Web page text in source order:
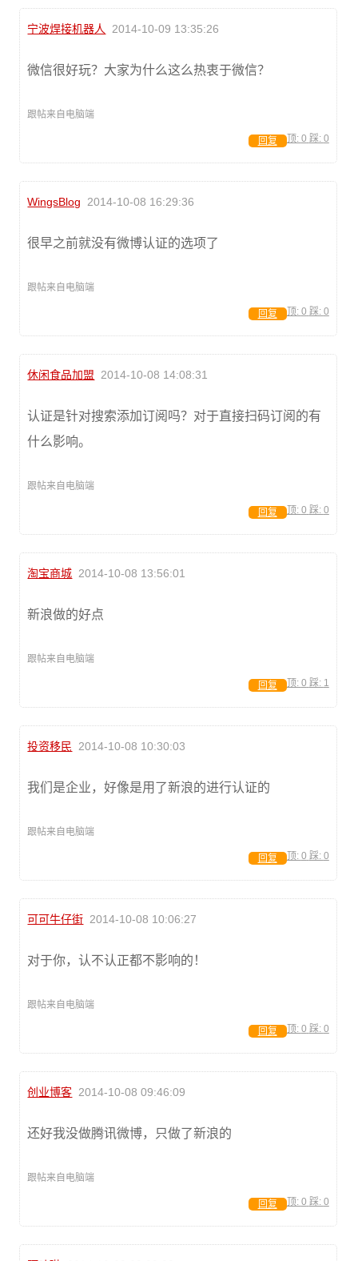
宁波焊接机器人 2014-10-09 13:35:26
微信很好玩？大家为什么这么热衷于微信？
跟帖来自电脑端
顶: 0 踩: 0
回复
WingsBlog 2014-10-08 16:29:36
很早之前就没有微博认证的选项了
跟帖来自电脑端
顶: 0 踩: 0
回复
休闲食品加盟 2014-10-08 14:08:31
认证是针对搜索添加订阅吗？对于直接扫码订阅的有
什么影响。
跟帖来自电脑端
顶: 0 踩: 0
回复
淘宝商城 2014-10-08 13:56:01
新浪做的好点
跟帖来自电脑端
顶: 0 踩: 1
回复
投资移民 2014-10-08 10:30:03
我们是企业，好像是用了新浪的进行认证的
跟帖来自电脑端
顶: 0 踩: 0
回复
可可牛仔街 2014-10-08 10:06:27
对于你，认不认正都不影响的！
跟帖来自电脑端
顶: 0 踩: 0
回复
创业博客 2014-10-08 09:46:09
还好我没做腾讯微博，只做了新浪的
跟帖来自电脑端
顶: 0 踩: 0
回复